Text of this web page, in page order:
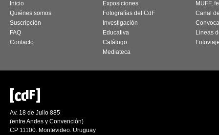
Inicio
Quiénes somos
Suscripción
FAQ
Contacto
Exposiciones
Fotografías del CdF
Investigación
Educativa
Catálogo
Mediateca
MUFF,
Canal
Líneas
Av. 18 de Julio 885
(entre Andes y Convención)
CP 11100. Montevideo. Uruguay